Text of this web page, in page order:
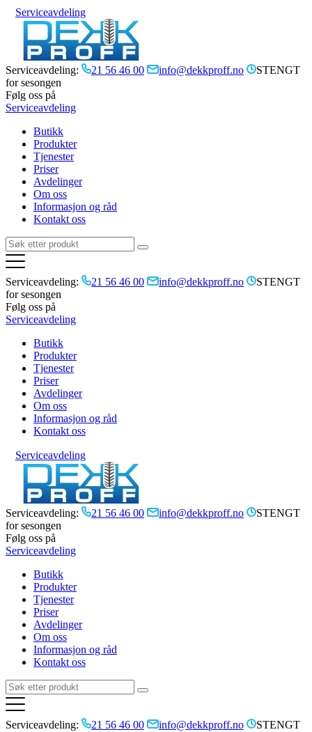
Serviceavdeling
Serviceavdeling: 21 56 46 00 info@dekkproff.no
STENGT
for sesongen
Følg oss på
Serviceavdeling
Butikk
Produkter
Tjenester
Priser
Avdelinger
Om oss
Informasjon og råd
Kontakt oss
Serviceavdeling: 21 56 46 00 info@dekkproff.no
STENGT
for sesongen
Følg oss på
Serviceavdeling
Butikk
Produkter
Tjenester
Priser
Avdelinger
Om oss
Informasjon og råd
Kontakt oss
Serviceavdeling
Serviceavdeling: 21 56 46 00 info@dekkproff.no
STENGT
for sesongen
Følg oss på
Serviceavdeling
Butikk
Produkter
Tjenester
Priser
Avdelinger
Om oss
Informasjon og råd
Kontakt oss
Serviceavdeling: 21 56 46 00 info@dekkproff.no
STENGT